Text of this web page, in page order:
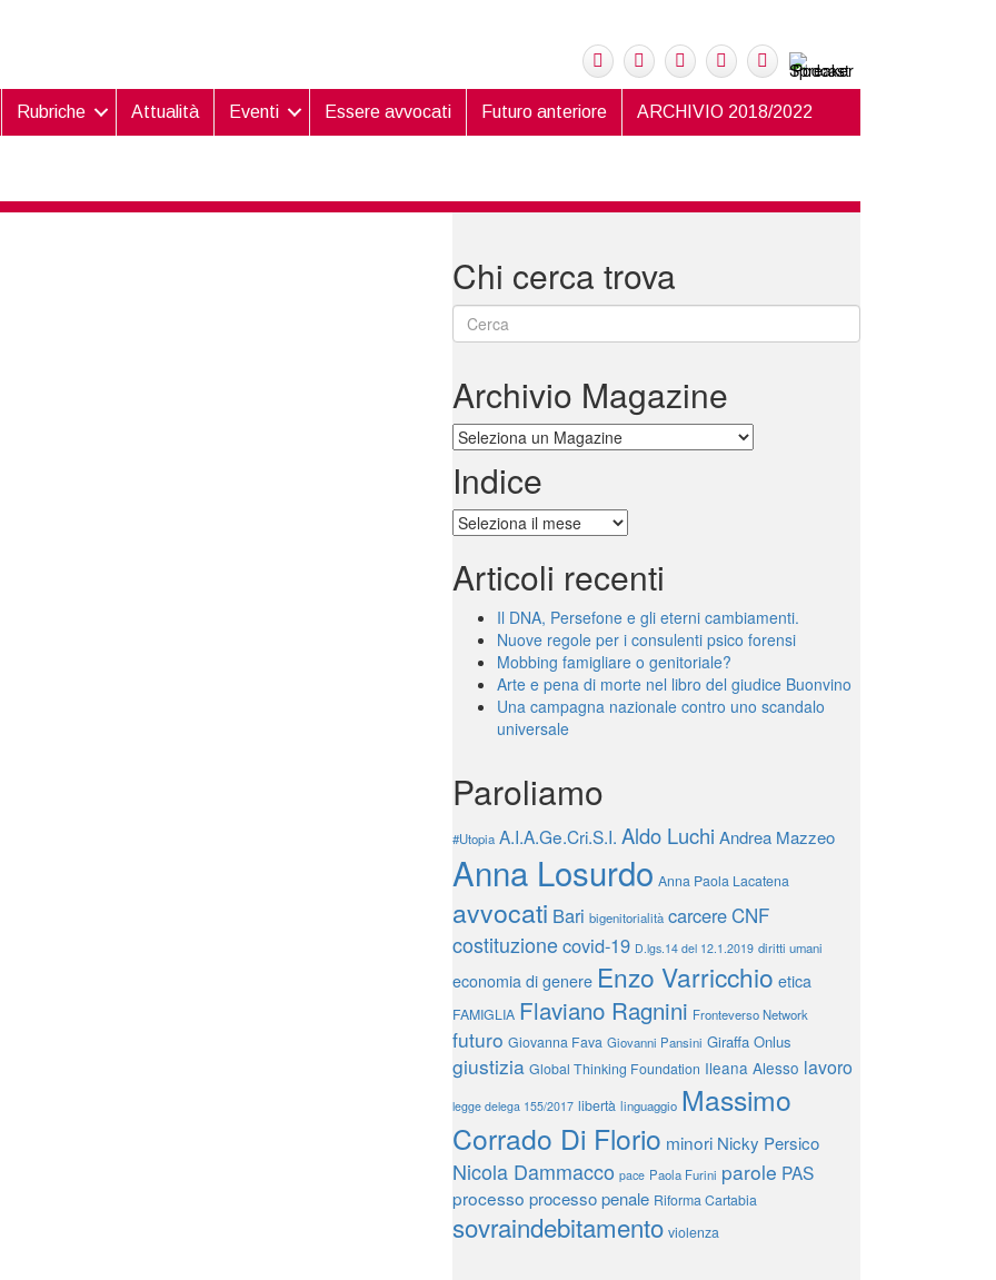
Rubriche Attualità Eventi Essere avvocati Futuro anteriore ARCHIVIO 2018/2022
Chi cerca trova
Archivio Magazine
Archivio
Indice
Indice
Articoli recenti
Il DNA, Persefone e gli eterni cambiamenti.
Nuove regole per i consulenti psico forensi
Mobbing famigliare o genitoriale?
Arte e pena di morte nel libro del giudice Buonvino
Una campagna nazionale contro uno scandalo
universale
Paroliamo
#Utopia A.I.A.Ge.Cri.S.I. Aldo Luchi Andrea Mazzeo
Anna Losurdo Anna Paola Lacatena
avvocati Bari bigenitorialità carcereCNF
costituzionecovid-19 D.lgs.14 del 12.1.2019 diritti umani
economia di genere Enzo Varricchio etica
FAMIGLIA Flaviano Ragnini Fronteverso Network
futuro Giovanna Fava Giovanni Pansini Giraffa Onlus
giustizia Global Thinking Foundation Ileana Alesso lavoro
legge delega 155/2017 libertà linguaggio Massimo
Corrado Di Florio minori Nicky Persico
Nicola Dammacco pace Paola Furini parole PAS
processo processo penale Riforma Cartabia
sovraindebitamento violenza